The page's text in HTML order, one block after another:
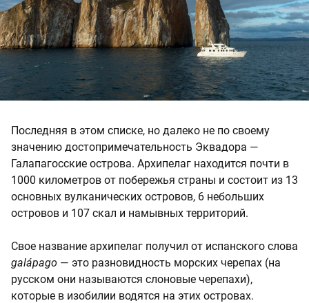
Последняя в этом списке, но далеко не по своему
значению достопримечательность Эквадора —
Галапагосские острова. Архипелаг находится почти в
1000 километров от побережья страны и состоит из 13
основных вулканических островов, 6 небольших
островов и 107 скал и намывных территорий.
Свое название архипелаг получил от испанского слова
galápago — это разновидность морских черепах (на
русском они называются слоновые черепахи),
которые в изобилии водятся на этих островах.